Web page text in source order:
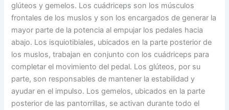
glúteos y gemelos. Los cuádriceps son los músculos
frontales de los muslos y son los encargados de generar la
mayor parte de la potencia al empujar los pedales hacia
abajo. Los isquiotibiales, ubicados en la parte posterior de
los muslos, trabajan en conjunto con los cuádriceps para
completar el movimiento del pedal. Los glúteos, por su
parte, son responsables de mantener la estabilidad y
ayudar en el impulso. Los gemelos, ubicados en la parte
posterior de las pantorrillas, se activan durante todo el